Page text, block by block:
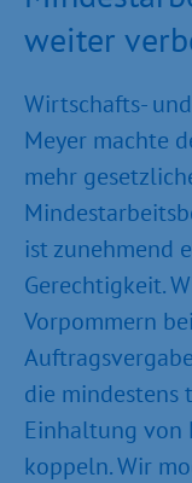
weiter
Wirtschafts-
Meyer machte
mehr
ist zunehmend
Gerechtigkeit.
Vorpommern
die mindestens
Einhaltung von
koppeln. Wir